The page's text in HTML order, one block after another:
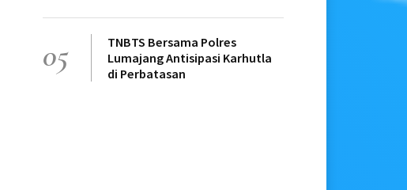
05
TNBTS Bersama Polres
Lumajang Antisipasi Karhutla
di Perbatasan